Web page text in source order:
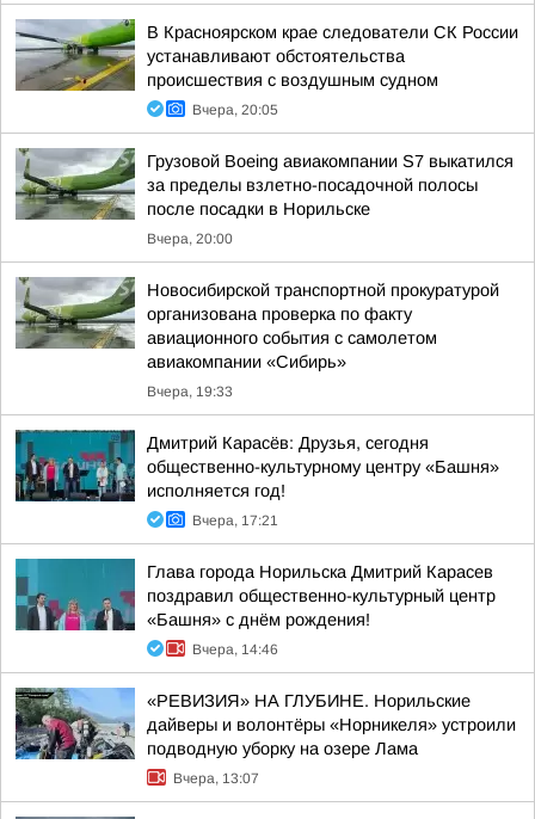
В Красноярском крае следователи СК России
устанавливают обстоятельства
происшествия с воздушным судном
Вчера, 20:05
Грузовой Boeing авиакомпании S7 выкатился
за пределы взлетно-посадочной полосы
после посадки в Норильске
Вчера, 20:00
Новосибирской транспортной прокуратурой
организована проверка по факту
авиационного события с самолетом
авиакомпании «Сибирь»
Вчера, 19:33
Дмитрий Карасёв: Друзья, сегодня
общественно-культурному центру «Башня»
исполняется год!
Вчера, 17:21
Глава города Норильска Дмитрий Карасев
поздравил общественно-культурный центр
«Башня» с днём рождения!
Вчера, 14:46
«РЕВИЗИЯ» НА ГЛУБИНЕ. Норильские
дайверы и волонтёры «Норникеля» устроили
подводную уборку на озере Лама
Вчера, 13:07